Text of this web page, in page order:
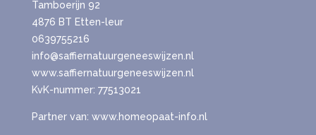
Tamboerijn 92
4876 BT Etten-leur
0639755216
info@saffiernatuurgeneeswijzen.nl
www.saffiernatuurgeneeswijzen.nl
KvK-nummer: 77513021
Partner van: www.homeopaat-info.nl